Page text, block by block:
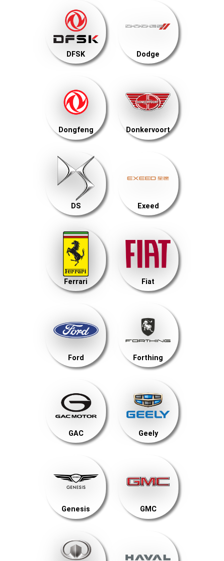
DFSK Dodge
Dongfeng Donkervoort
DS Exeed
Ferrari Fiat
Ford Forthing
GAC Geely
Genesis GMC